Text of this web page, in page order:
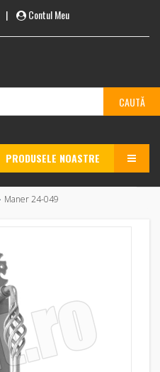
Contul Meu
PRODUSELE NOASTRE MENU
Maner 24-049